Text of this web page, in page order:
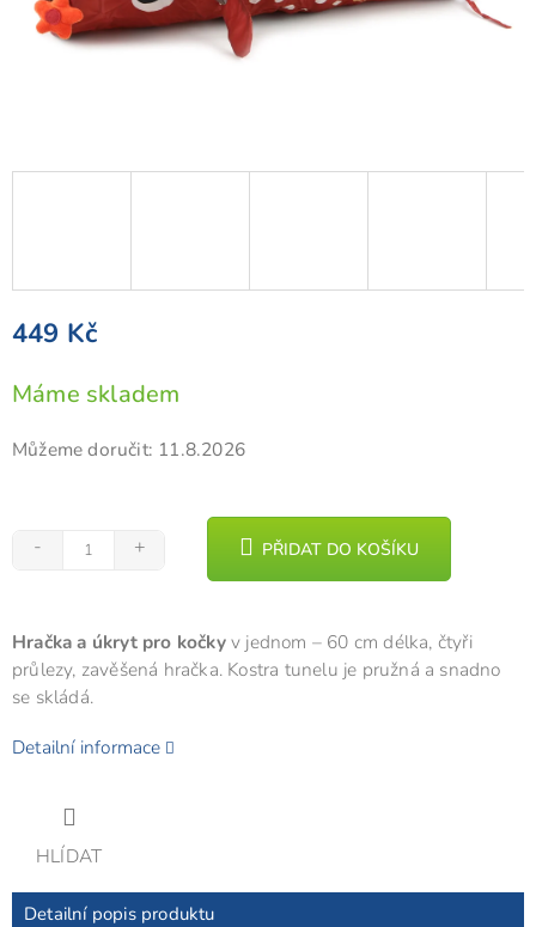
449 Kč
Měrná
cena:
Máme skladem
Můžeme doručit: 11.8.2026
PŘIDAT DO KOŠÍKU
Hračka a úkryt pro kočkyv jednom – 60 cm délka, čtyři
průlezy, zavěšená hračka. Kostra tunelu je pružná a snadno
se skládá.
Detailní informace
HLÍDAT
Detailní popis produktu